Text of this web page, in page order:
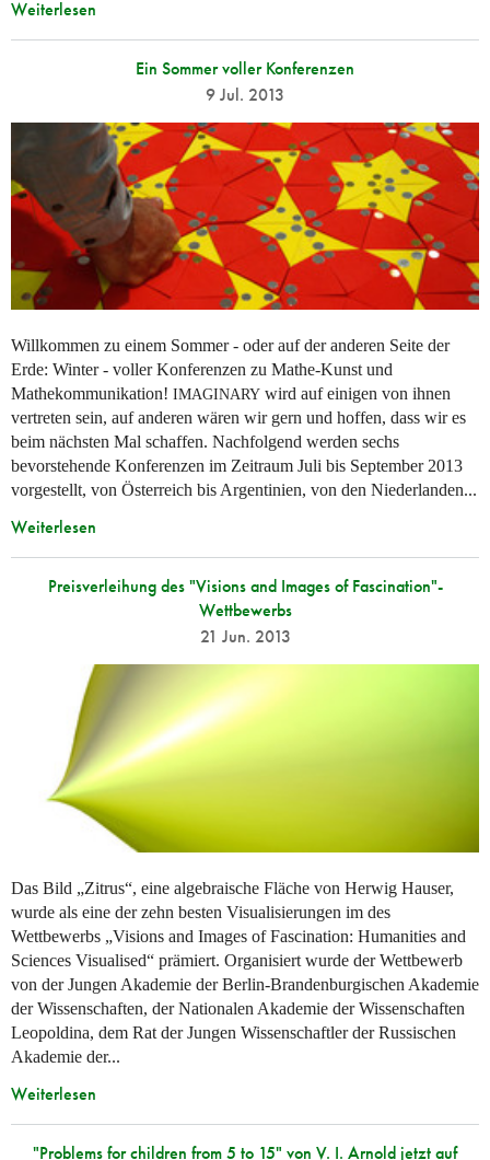
Weiterlesen
Ein Sommer voller Konferenzen
9 Jul. 2013
Willkommen zu einem Sommer - oder auf der anderen Seite der
Erde: Winter - voller Konferenzen zu Mathe-Kunst und
Mathekommunikation! IMAGINARY wird auf einigen von ihnen
vertreten sein, auf anderen wären wir gern und hoffen, dass wir es
beim nächsten Mal schaffen. Nachfolgend werden sechs
bevorstehende Konferenzen im Zeitraum Juli bis September 2013
vorgestellt, von Österreich bis Argentinien, von den Niederlanden...
Weiterlesen
Preisverleihung des "Visions and Images of Fascination"-
Wettbewerbs
21 Jun. 2013
Das Bild „Zitrus“, eine algebraische Fläche von Herwig Hauser,
wurde als eine der zehn besten Visualisierungen im des
Wettbewerbs „Visions and Images of Fascination: Humanities and
Sciences Visualised“ prämiert. Organisiert wurde der Wettbewerb
von der Jungen Akademie der Berlin-Brandenburgischen Akademie
der Wissenschaften, der Nationalen Akademie der Wissenschaften
Leopoldina, dem Rat der Jungen Wissenschaftler der Russischen
Akademie der...
Weiterlesen
"Problems for children from 5 to 15" von V. I. Arnold jetzt auf